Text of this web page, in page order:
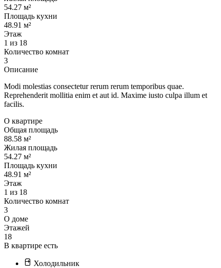
54.27 м²
Площадь кухни
48.91 м²
Этаж
1 из 18
Количество комнат
3
Описание
Modi molestias consectetur rerum rerum temporibus quae.
Reprehenderit mollitia enim et aut id. Maxime iusto culpa illum et
facilis.
О квартире
Общая площадь
88.58 м²
Жилая площадь
54.27 м²
Площадь кухни
48.91 м²
Этаж
1 из 18
Количество комнат
3
О доме
Этажей
18
В квартире есть
Холодильник